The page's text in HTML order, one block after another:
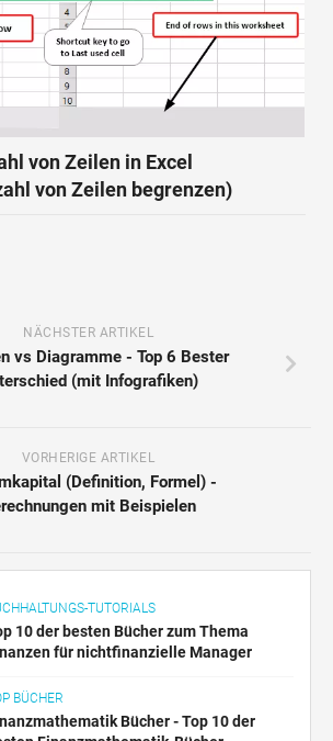
von Zeilen in Excel
von Zeilen begrenzen)
NÄCHSTER ARTIKEL
vs Diagramme - Top 6 Bester
(mit Infografiken)
VORHERIGE ARTIKEL
(Definition, Formel) -
mit Beispielen
TUTORIALS
10 der besten Bücher zum Thema
für nichtfinanzielle Manager
BÜCHER
Bücher - Top 10 der